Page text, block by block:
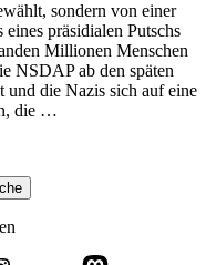
sondern von einer
präsidialen Putschs
Millionen Menschen
NSDAP ab den späten
und die Nazis sich auf eine
die …